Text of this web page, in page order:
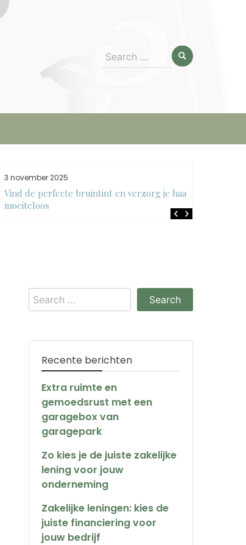
Search
3 november 2025
Vind de perfecte bruintint en verzorg je haar
moeiteloos
Search
for:
Recente berichten
Extra ruimte en
gemoedsrust met een
garagebox van
garagepark
Zo kies je de juiste zakelijke
lening voor jouw
onderneming
Zakelijke leningen: kies de
juiste financiering voor
jouw bedrijf